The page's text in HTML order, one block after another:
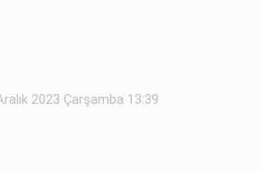
2023 Çarşamba 13:39